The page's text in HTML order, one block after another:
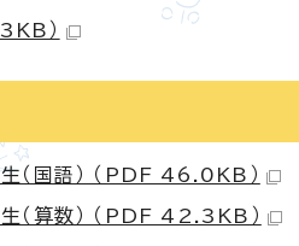
）
国語） （PDF 46.0KB）
算数） （PDF 42.3KB）